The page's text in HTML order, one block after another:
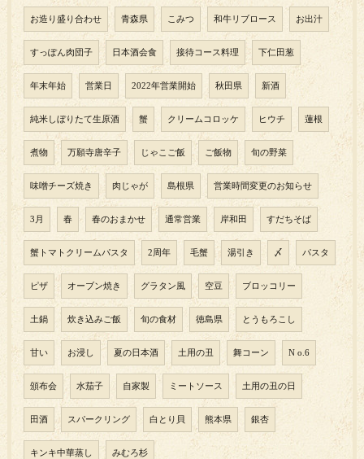
お造り盛り合わせ 青森県 こみつ 和牛リブロース お出汁
すっぽん肉団子 日本酒会食 接待コース料理 下仁田葱
年末年始 営業日 2022年営業開始 秋田県 新酒
純米しぼりたて生原酒 蟹 クリームコロッケ ヒウチ 蓮根
煮物 万願寺唐辛子 じゃこご飯 ご飯物 旬の野菜
味噌チーズ焼き 肉じゃが 島根県 営業時間変更のお知らせ
3月 春 春のおまかせ 通常営業 岸和田 すだちそば
蟹トマトクリームパスタ 2周年 毛蟹 湯引き 〆 パスタ
ピザ オーブン焼き グラタン風 空豆 ブロッコリー
土鍋 炊き込みご飯 旬の食材 徳島県 とうもろこし
甘い お浸し 夏の日本酒 土用の丑 舞コーン N o.6
頒布会 水茄子 自家製 ミートソース 土用の丑の日
田酒 スパークリング 白とり貝 熊本県 銀杏
キンキ中華蒸し みむろ杉